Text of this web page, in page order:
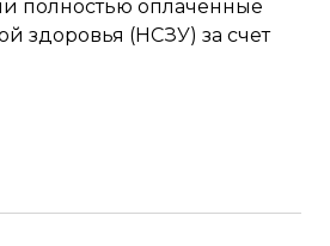
полностью оплаченные
здоровья (НСЗУ) за счет